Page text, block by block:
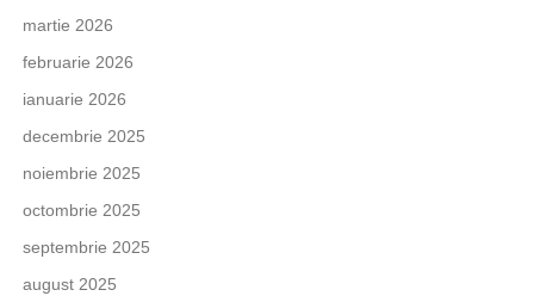
martie 2026
februarie 2026
ianuarie 2026
decembrie 2025
noiembrie 2025
octombrie 2025
septembrie 2025
august 2025